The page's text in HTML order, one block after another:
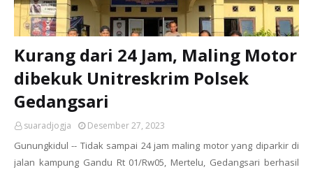
Kurang dari 24 Jam, Maling Motor
dibekuk Unitreskrim Polsek
Gedangsari
suaradjogja Desember 27, 2023
Gunungkidul -- Tidak sampai 24 jam maling motor yang diparkir di
jalan kampung Gandu Rt 01/Rw05, Mertelu, Gedangsari berhasil